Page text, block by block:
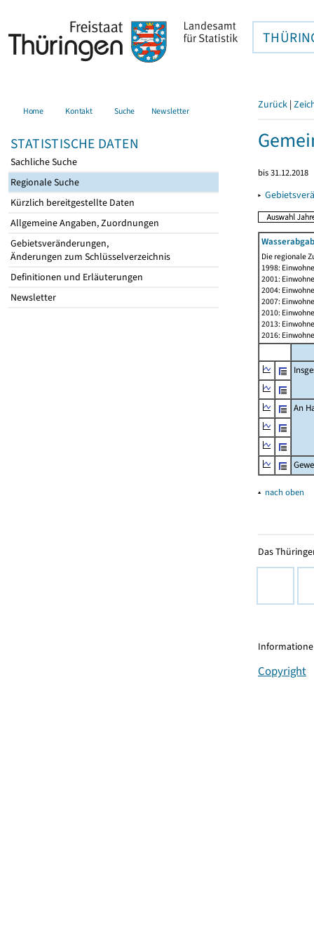
Home Kontakt Suche Newsletter
STATISTISCHE DATEN
Sachliche Suche
Regionale Suche
Kürzlich bereitgestellte Daten
Allgemeine Angaben, Zuordnungen
Gebietsveränderungen,
Änderungen zum Schlüsselverzeichnis
Definitionen und Erläuterungen
Newsletter
Zurück |
bis 31.12.2018
▸
Die regionale
1998:
2001:
2004:
2007:
2010:
2013:
2016:
An
▴ nach oben
Das
Copyright